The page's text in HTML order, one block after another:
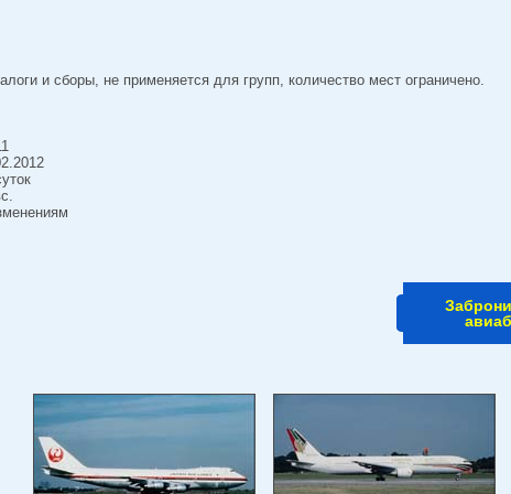
и сборы, не применяется для групп, количество мест ограничено.